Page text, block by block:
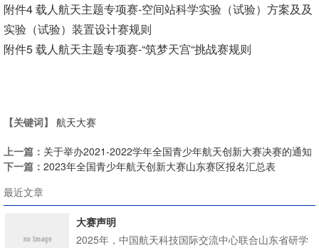
附件4 载人航天主题专项赛-空间站科学实验（试验）方案及及
实验（试验）装置设计赛规则
附件5 载人航天主题专项赛-“筑梦天宫“挑战赛规则
【关键词】 航天大赛
上一篇： 关于举办2021-2022学年全国青少年航天创新大赛决赛的通知
下一篇： 2023年全国青少年航天创新大赛山东赛区报名汇总表
最近文章
大赛声明
2025年，中国航天科技国际交流中心联合山东省研学